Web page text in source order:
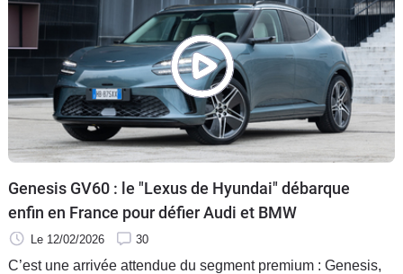
Genesis GV60 : le "Lexus de Hyundai" débarque
enfin en France pour défier Audi et BMW
Le 12/02/2026 30
C’est une arrivée attendue du segment premium : Genesis,